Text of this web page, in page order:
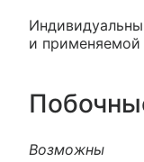
и
Возможны